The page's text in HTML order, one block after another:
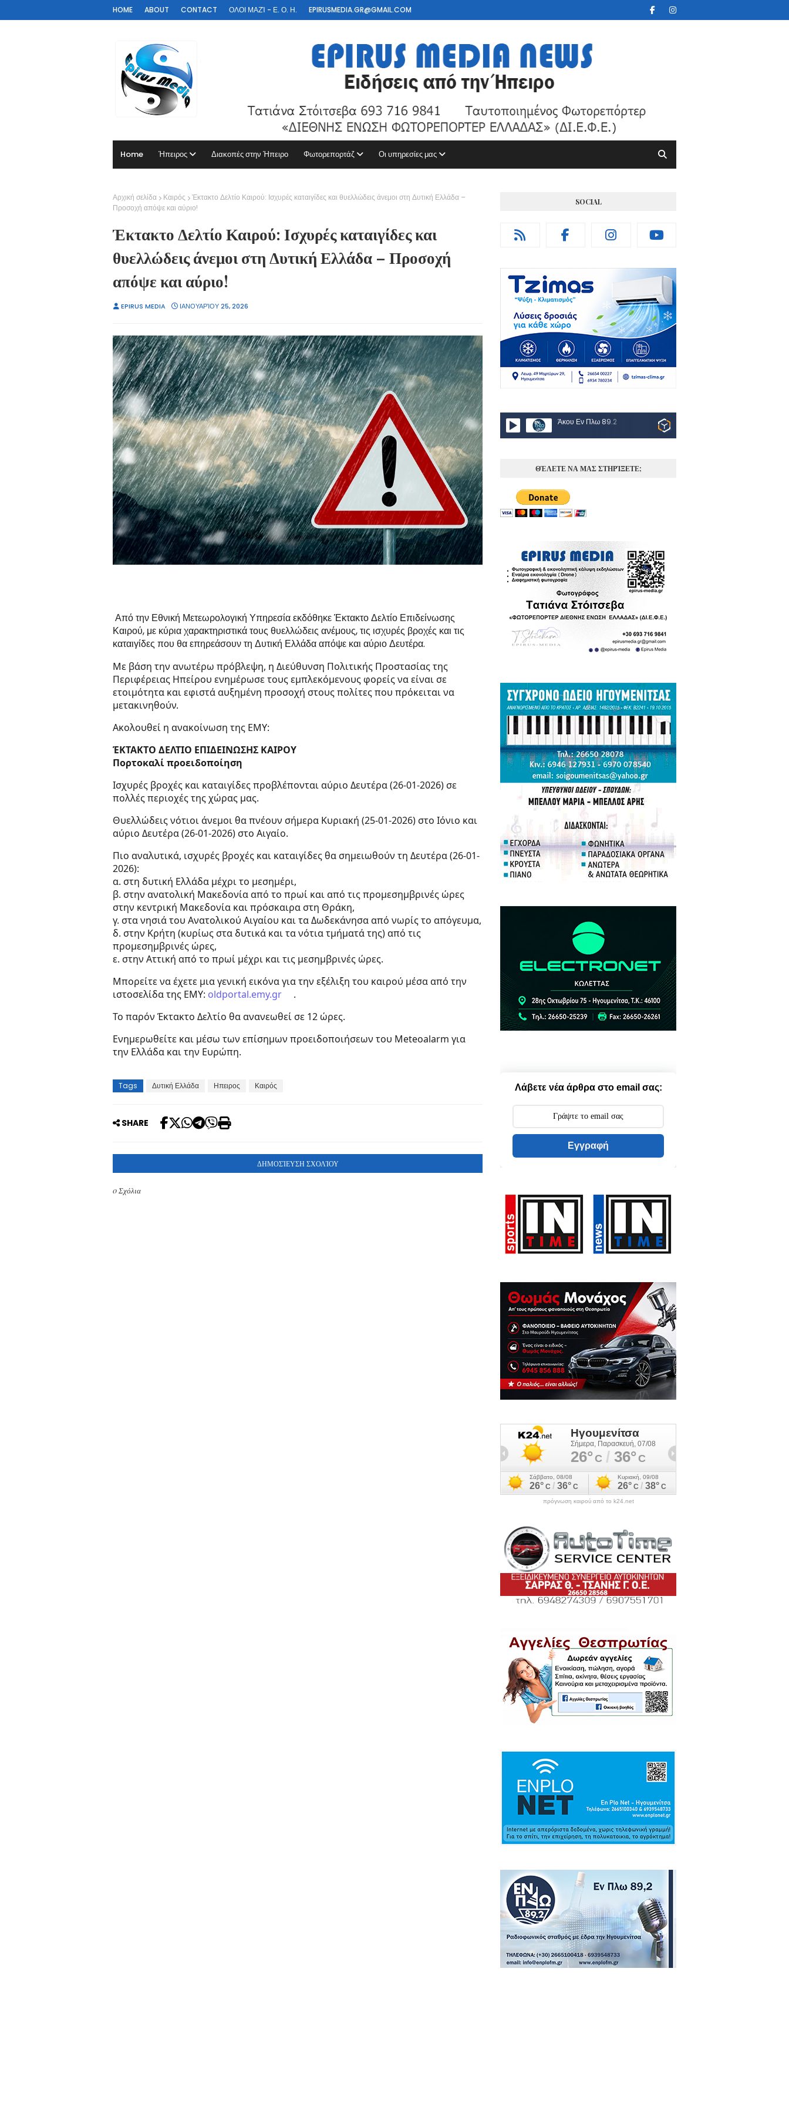
HOME ABOUT CONTACT ΟΛΟΙ ΜΑΖΊ - Ε. Ο. Η. EPIRUSMEDIA.GR@GMAIL.COM
Home Ήπειρος Διακοπές στην Ήπειρο Φωτορεπορτάζ Οι υπηρεσίες μας
Αρχική σελίδα Καιρός
Έκτακτο Δελτίο Καιρού: Ισχυρές καταιγίδες και θυελλώδεις άνεμοι στη Δυτική Ελλάδα –
Προσοχή απόψε και αύριο!
Έκτακτο Δελτίο Καιρού: Ισχυρές καταιγίδες και
θυελλώδεις άνεμοι στη Δυτική Ελλάδα – Προσοχή
απόψε και αύριο!
EPIRUS MEDIA ΙΑΝΟΥΑΡΊΟΥ 25, 2026
Από την Εθνική Μετεωρολογική Υπηρεσία εκδόθηκε Έκτακτο Δελτίο Επιδείνωσης
Καιρού, με κύρια χαρακτηριστικά τους θυελλώδεις ανέμους, τις ισχυρές βροχές και τις
καταιγίδες που θα επηρεάσουν τη Δυτική Ελλάδα απόψε και αύριο Δευτέρα.
Με βάση την ανωτέρω πρόβλεψη, η Διεύθυνση Πολιτικής Προστασίας της
Περιφέρειας Ηπείρου ενημέρωσε τους εμπλεκόμενους φορείς να είναι σε
ετοιμότητα και εφιστά αυξημένη προσοχή στους πολίτες που πρόκειται να
μετακινηθούν.
Ακολουθεί η ανακοίνωση της ΕΜΥ:
ΈΚΤΑΚΤΟ ΔΕΛΤΙΟ ΕΠΙΔΕΙΝΩΣΗΣ ΚΑΙΡΟΥ
Πορτοκαλί προειδοποίηση
Ισχυρές βροχές και καταιγίδες προβλέπονται αύριο Δευτέρα (26-01-2026) σε
πολλές περιοχές της χώρας μας.
Θυελλώδεις νότιοι άνεμοι θα πνέουν σήμερα Κυριακή (25-01-2026) στο Ιόνιο και
αύριο Δευτέρα (26-01-2026) στο Αιγαίο.
Πιο αναλυτικά, ισχυρές βροχές και καταιγίδες θα σημειωθούν τη Δευτέρα (26-01-
2026):
α. στη δυτική Ελλάδα μέχρι το μεσημέρι,
β. στην ανατολική Μακεδονία από το πρωί και από τις προμεσημβρινές ώρες
στην κεντρική Μακεδονία και πρόσκαιρα στη Θράκη,
γ. στα νησιά του Ανατολικού Αιγαίου και τα Δωδεκάνησα από νωρίς το απόγευμα,
δ. στην Κρήτη (κυρίως στα δυτικά και τα νότια τμήματά της) από τις
προμεσημβρινές ώρες,
ε. στην Αττική από το πρωί μέχρι και τις μεσημβρινές ώρες.
Μπορείτε να έχετε μια γενική εικόνα για την εξέλιξη του καιρού μέσα από την
ιστοσελίδα της ΕΜΥ: oldportal.emy.gr
.
Το παρόν Έκτακτο Δελτίο θα ανανεωθεί σε 12 ώρες.
Ενημερωθείτε και μέσω των επίσημων προειδοποιήσεων του Meteoalarm για
την Ελλάδα και την Ευρώπη.
Tags Δυτική Ελλάδα Ηπειρος Καιρός
SHARE
ΔΗΜΟΣΊΕΥΣΗ ΣΧΟΛΊΟΥ
0 Σχόλια
SOCIAL
Άκου Εν Πλω 89.2
ΘΈΛΕΤΕ ΝΑ ΜΑΣ ΣΤΗΡΊΞΕΤΕ;
Λάβετε νέα άρθρα στο email σας:
Εγγραφή
πρόγνωση καιρού από το k24.net